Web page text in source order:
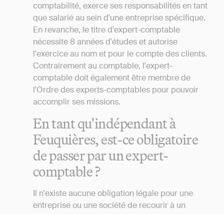
comptabilité, exerce ses responsabilités en tant
que salarié au sein d'une entreprise spécifique.
En revanche, le titre d'expert-comptable
nécessite 8 années d'études et autorise
l'exercice au nom et pour le compte des clients.
Contrairement au comptable, l'expert-
comptable doit également être membre de
l'Ordre des experts-comptables pour pouvoir
accomplir ses missions.
En tant qu'indépendant à
Feuquières, est-ce obligatoire
de passer par un expert-
comptable ?
Il n'existe aucune obligation légale pour une
entreprise ou une société de recourir à un